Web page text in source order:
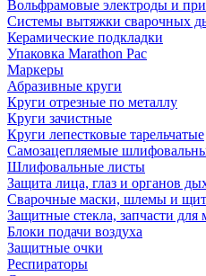
Вольфрамовые электроды и
Системы вытяжки сварочных
Керамические подкладки
Упаковка Marathon Pac
Маркеры
Абразивные круги
Круги отрезные по металлу
Круги зачистные
Круги лепестковые тарельчатые
Самозацепляемые
Шлифовальные листы
Защита лица, глаз и органов
Сварочные маски, шлемы и
Защитные стекла, запчасти для
Блоки подачи воздуха
Защитные очки
Респираторы